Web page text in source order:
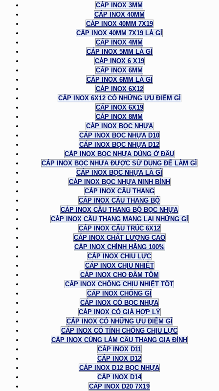
CÁP INOX 3MM
CÁP INOX 40MM
CÁP INOX 40MM 7X19
CÁP INOX 40MM 7X19 LÀ GÌ
CÁP INOX 4MM
CÁP INOX 5MM LÀ GÌ
CÁP INOX 6 X19
CÁP INOX 6MM
CÁP INOX 6MM LÀ GÌ
CÁP INOX 6X12
CÁP INOX 6X12 CÓ NHỮNG ƯU ĐIỂM GÌ
CÁP INOX 6X19
CÁP INOX 8MM
CÁP INOX BỌC NHỰA
CÁP INOX BỌC NHỰA D10
CÁP INOX BỌC NHỰA D12
CÁP INOX BỌC NHỰA DÙNG Ở ĐÂU
CÁP INOX BỌC NHỰA ĐƯỢC SỬ DỤNG ĐỂ LÀM GÌ
CÁP INOX BỌC NHỰA LÀ GÌ
CÁP INOX BỌC NHỰA NINH BÌNH
CÁP INOX CẦU THANG
CÁP INOX CẦU THANG BỘ
CÁP INOX CẦU THANG BỘ BỌC NHỰA
CÁP INOX CẦU THANG MANG LẠI NHỮNG GÌ
CÁP INOX CẤU TRÚC 6X12
CÁP INOX CHẤT LƯỢNG CAO
CÁP INOX CHÍNH HÃNG 100%
CÁP INOX CHỊU LỰC
CÁP INOX CHỊU NHIỆT
CÁP INOX CHO ĐẦM TÔM
CÁP INOX CHỐNG CHỊU NHIỆT TỐT
CÁP INOX CHỐNG GỈ
CÁP INOX CÓ BỌC NHỰA
CÁP INOX CÓ GIÁ HỢP LÝ
CÁP INOX CÓ NHỮNG ƯU ĐIỂM GÌ
CÁP INOX CÓ TÍNH CHỐNG CHỊU LỰC
CÁP INOX CÙNG LÀM CẦU THANG GIA ĐÌNH
CÁP INOX D11
CÁP INOX D12
CÁP INOX D12 BỌC NHỰA
CÁP INOX D14
CÁP INOX D20 7X19